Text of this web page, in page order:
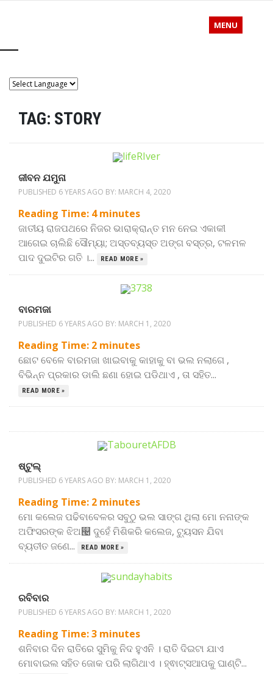
MENU
TAG: STORY
ଜୀବନ ଯମୁନା
PUBLISHED 6 YEARS AGO BY: MARCH 4, 2020
Reading Time: 4 minutes
ଜାତୀୟ ରାଜପଥରେ ନିଜର ଭାରାକ୍ରାନ୍ତ ମନ ନେଇ ଏକାକୀ
ଆଗେଇ ଚାଲିଛି ସୌମ୍ୟା; ଅସ୍ତବ୍ୟସ୍ତ ଅଙ୍ଗ ବସ୍ତ୍ର, ଟଳମଳ
ପାଦ ଦୁଇଟିର ଗତି ।...
READ MORE »
ବାରମଜା
PUBLISHED 6 YEARS AGO BY: MARCH 1, 2020
Reading Time: 2 minutes
ଛୋଟ ବେଳେ ବାରମଜା ଖାଇବାକୁ କାହାକୁ ବା ଭଲ ନଲାଗେ ,
ବିଭିନ୍ନ ପ୍ରକାର ଡାଲି ଛଣା ହୋଇ ପଡିଥାଏ , ତା ସହିତ...
READ MORE »
ଷ୍ଟୁଲ୍
PUBLISHED 6 YEARS AGO BY: MARCH 1, 2020
Reading Time: 2 minutes
ମୋ କଲେଜ ପଢିବାବେଳର ସବୁଠୁ ଭଲ ସାଙ୍ଗ ଥିଲା ମୋ ନନାଙ୍କ
ଅଫିସରଙ୍କ ଝିଅ୤ ଦୁହେଁ ମିଶିକରି କଲେଜ, ଟ୍ୟୁସନ ଯିବା
ବ୍ୟତୀତ ଜଣେ...
READ MORE »
ରବିବାର
PUBLISHED 6 YEARS AGO BY: MARCH 1, 2020
Reading Time:3 minutes
ଶନିବାର ଦିନ ରାତିରେ ସୁମିକୁ ନିଦ ହୁଏନି । ରାତି ଦିଇଟା ଯାଏ
ମୋବାଇଲ ସହିତ ଜୋକ ପରି ଲାଗିଥାଏ । ହ୍ଵାଟ୍ସଆପକୁ ଘାଣ୍ଟି...